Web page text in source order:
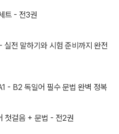
트 - 전3권
전 말하기와 시험 준비까지 완전
- B2 독일어 필수 문법 완벽 정복
첫걸음 + 문법 - 전2권